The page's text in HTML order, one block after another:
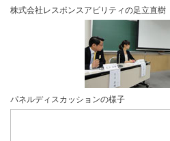
株式会社レスポンスアビリティの足立直樹
パネルディスカッションの様子